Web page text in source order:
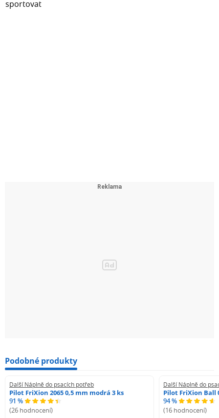
Podobné produkty
Další Náplně do psacích potřeb
Pilot FriXion 2065 0,5 mm modrá 3 ks
91 %
(26 hodnocení)
Další Náplně do
Pilot FriXion Ball
94 %
(16 hodnocení)